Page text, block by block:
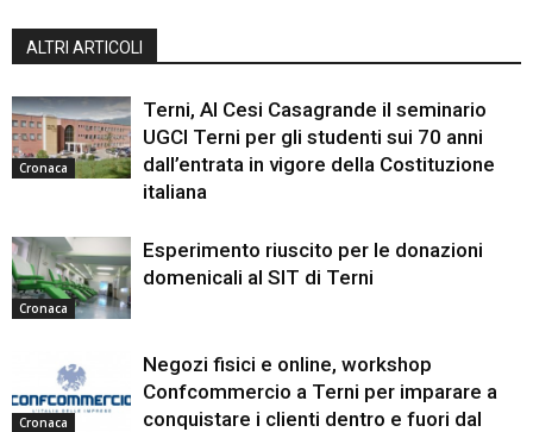
ALTRI ARTICOLI
Cronaca
Terni, Al Cesi Casagrande il seminario
UGCI Terni per gli studenti sui 70 anni
dall’entrata in vigore della Costituzione
italiana
Cronaca
Esperimento riuscito per le donazioni
domenicali al SIT di Terni
Cronaca
Negozi fisici e online, workshop
Confcommercio a Terni per imparare a
conquistare i clienti dentro e fuori dal